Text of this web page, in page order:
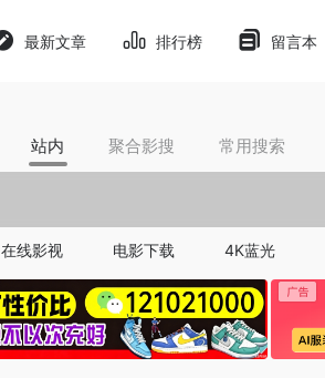
最新文章 排行榜 留言本
站内 聚合影搜 常用搜索
在线影视 电影下载 4K蓝光